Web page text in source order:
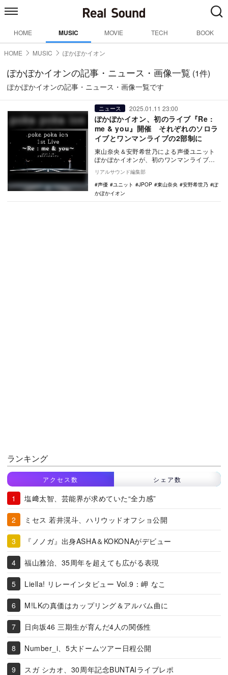
HOME MUSIC MOVIE TECH BOOK
HOME MUSIC ぽかぽかイオン
ぽかぽかイオンの記事・ニュース・画像一覧 (1件)
ぽかぽかイオンの記事・ニュース・画像一覧です
ニュース 2025.01.11 23:00
ぽかぽかイオン、初のライブ『Re :
me & you』開催 それぞれのソロラ
イブとワンマンライブの2部制に
東山奈央＆安野希世乃による声優ユニット
ぽかぽかイオンが、初のワンマンライブ
『ぽかぽかイオン 1st LIVE 〜Re : me…
リアルサウンド編集部
声優
ユニット JPOP 東山奈央 安野希世乃
ぽ
かぽかイオン
ランキング
アクセス数 シェア数
塩﨑太智、芸能界が求めていた“全力感”
ミセス 若井滉斗、ハリウッドオフショ公開
『ノノガ』出身ASHA＆KOKONAがデビュー
福山雅治、35周年を超えても広がる表現
Liella! リレーインタビュー Vol.9：岬 なこ
M!LKの真価はカップリング＆アルバム曲に
日向坂46 三期生が育んだ4人の関係性
Number_i、5大ドームツアー日程公開
スガ シカオ、30周年記念BUNTAIライブレポ